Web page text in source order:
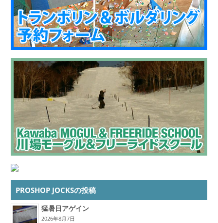
PROSHOP JOCKSの投稿
猛暑日アゲイン
2026年8月7日